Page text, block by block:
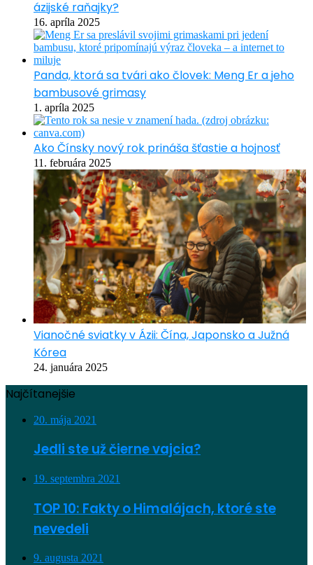
ázijské raňajky?
16. apríla 2025
Panda, ktorá sa tvári ako človek: Meng Er a jeho
bambusové grimasy
1. apríla 2025
Ako Čínsky nový rok prináša šťastie a hojnosť
11. februára 2025
Vianočné sviatky v Ázii: Čína, Japonsko a Južná
Kórea
24. januára 2025
Najčítanejšie
20. mája 2021
Jedli ste už čierne vajcia?
19. septembra 2021
TOP 10: Fakty o Himalájach, ktoré ste
nevedeli
9. augusta 2021